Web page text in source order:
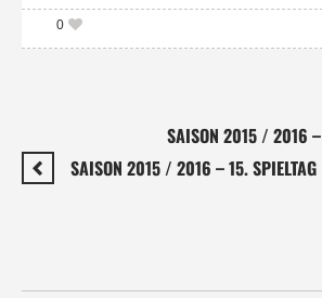
0
SAISON 2015 / 2016 –
SAISON 2015 / 2016 – 15. SPIELTAG